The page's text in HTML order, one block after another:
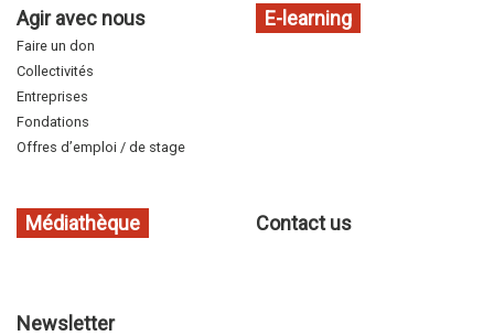
Agir avec nous
Faire un don
Collectivités
Entreprises
Fondations
Offres d’emploi / de stage
E-learning
Médiathèque Contact us
Newsletter